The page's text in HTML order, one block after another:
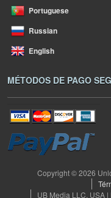
Portuguese
Russian
English
MÉTODOS DE PAGO
Copyright © 2026
UB Media LLC, USA